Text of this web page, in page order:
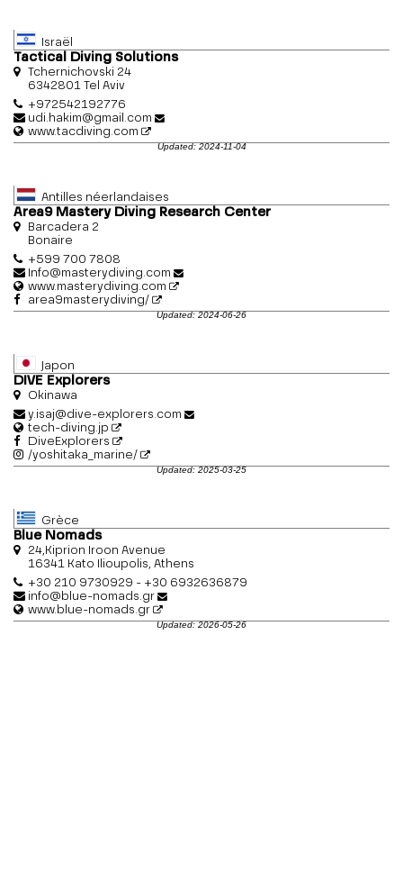
Israël
Tactical Diving Solutions
Tchernichovski 24
6342801 Tel Aviv
+972542192776
udi.hakim@gmail.com
www.tacdiving.com
Updated: 2024-11-04
Antilles néerlandaises
Area9 Mastery Diving Research Center
Barcadera 2
Bonaire
+599 700 7808
Info@masterydiving.com
www.masterydiving.com
area9masterydiving/
Updated: 2024-06-26
Japon
DIVE Explorers
Okinawa
y.isaj@dive-explorers.com
tech-diving.jp
DiveExplorers
/yoshitaka_marine/
Updated: 2025-03-25
Grèce
Blue Nomads
24,Kiprion Iroon Avenue
16341 Kato Ilioupolis, Athens
+30 210 9730929 - +30 6932636879
info@blue-nomads.gr
www.blue-nomads.gr
Updated: 2026-05-26